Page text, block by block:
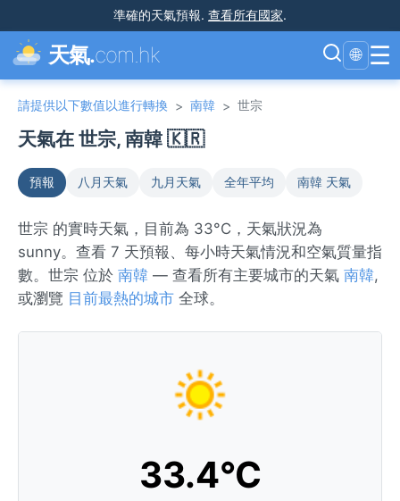
準確的天氣預報. 查看所有國家.
天氣.com.hk 🌐 ☰
請提供以下數值以進行轉換 > 南韓 > 世宗
天氣在 世宗, 南韓 🇰🇷
預報 八月天氣 九月天氣 全年平均 南韓 天氣
世宗 的實時天氣，目前為 33°C，天氣狀況為
sunny。查看 7 天預報、每小時天氣情況和空氣質量指
數。世宗 位於 南韓 — 查看所有主要城市的天氣 南韓,
或瀏覽 目前最熱的城市 全球。
33.4°C